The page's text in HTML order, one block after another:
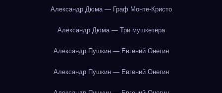
Александр Дюма — Граф Монте-Кристо
Александр Дюма — Три мушкетёра
Александр Пушкин — Евгений Онегин
Александр Пушкин — Евгений Онегин